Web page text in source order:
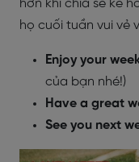
hơn khi chia sẻ kế
họ cuối tuần vui vẻ
Enjoy your
của bạn nhé!)
Have a great
See you next